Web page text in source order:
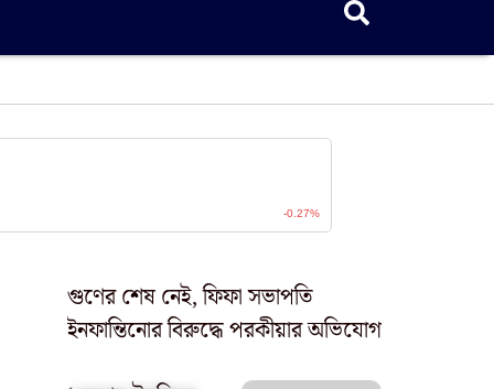
গুণের শেষ নেই, ফিফা সভাপতি
ইনফান্তিনোর বিরুদ্ধে পরকীয়ার অভিযোগ